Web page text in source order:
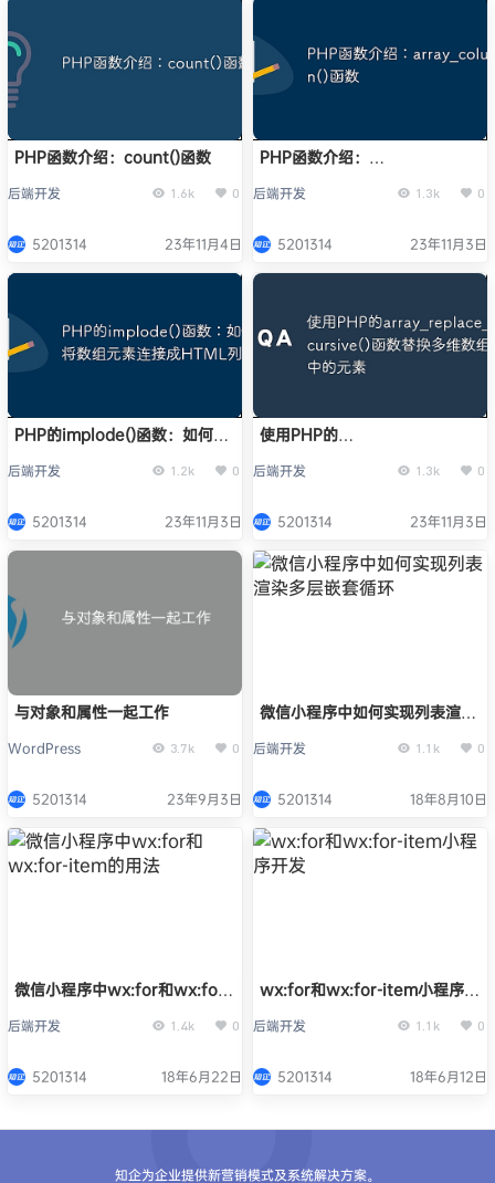
PHP函数介绍：count()函数
后端开发 1.6k 0
5201314 23年11月4日
PHP函数介绍：
后端开发 1.3k 0
5201314 23年11月3日
PHP的implode()函数：如何将
后端开发 1.2k 0
5201314 23年11月3日
使用PHP的
数替换多维数组中的元素
后端开发 1.3k 0
5201314 23年11月3日
与对象和属性一起工作
WordPress 3.7k 0
5201314 23年9月3日
微信小程序中如何实现列表渲染
后端开发 1.1k 0
5201314 18年8月10日
微信小程序中wx:for和wx:for-
后端开发 1.4k 0
5201314 18年6月22日
wx:for和wx:for-item小程序开
后端开发 1.1k 0
5201314 18年6月12日
知企为企业提供新营销模式及系统解决方案。